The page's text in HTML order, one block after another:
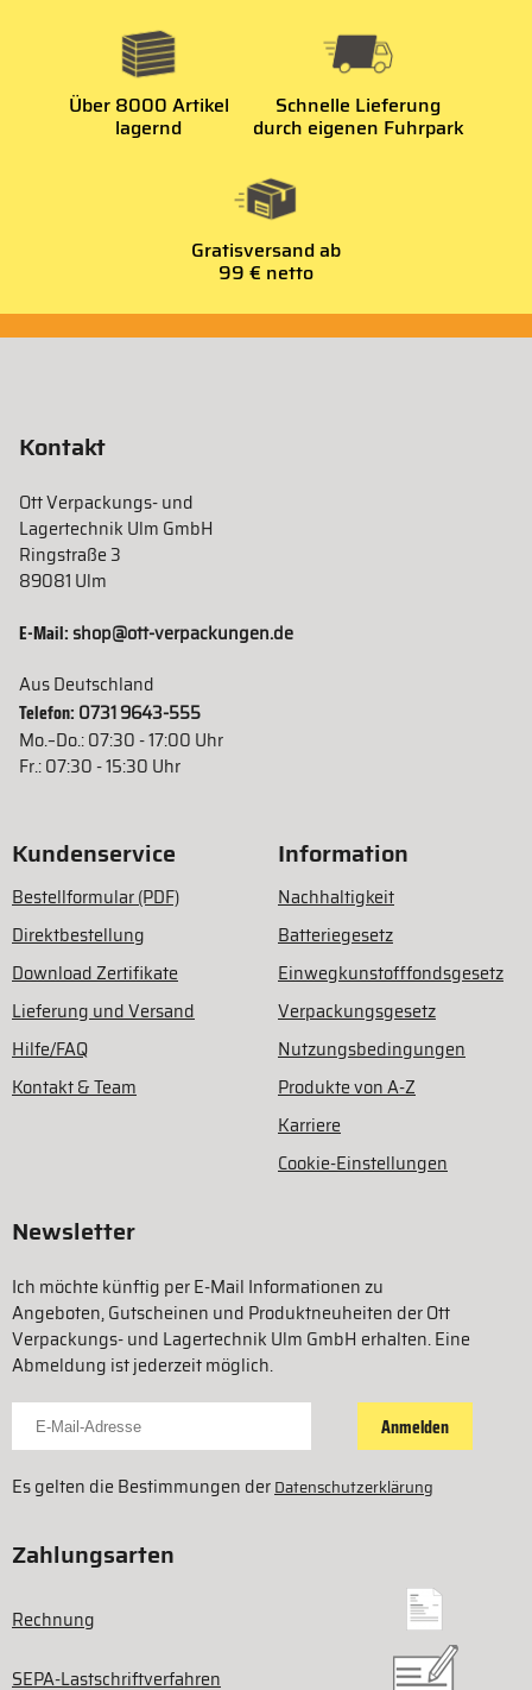
Über 8000 Artikel
lagernd
Schnelle Lieferung
durch eigenen Fuhrpark
Gratisversand ab
99 € netto
Kontakt
Ott Verpackungs- und
Lagertechnik Ulm GmbH
Ringstraße 3
89081 Ulm
E-Mail:shop@ott-verpackungen.de
Aus Deutschland
Telefon: 0731 9643-555
Mo.–Do.: 07:30 - 17:00 Uhr
Fr.: 07:30 - 15:30 Uhr
Kundenservice
Bestellformular (PDF)
Direktbestellung
Download Zertifikate
Lieferung und Versand
Hilfe/FAQ
Kontakt & Team
Information
Nachhaltigkeit
Batteriegesetz
Einwegkunstofffondsgesetz
Verpackungsgesetz
Nutzungsbedingungen
Produkte von A-Z
Karriere
Cookie-Einstellungen
Newsletter
Ich möchte künftig per E-Mail Informationen zu
Angeboten, Gutscheinen und Produktneuheiten der Ott
Verpackungs- und Lagertechnik Ulm GmbH erhalten. Eine
Abmeldung ist jederzeit möglich.
Für Newsletter anmelden
Anmelden
Es gelten die Bestimmungen derDatenschutzerklärung
Zahlungsarten
Rechnung
SEPA-Lastschriftverfahren